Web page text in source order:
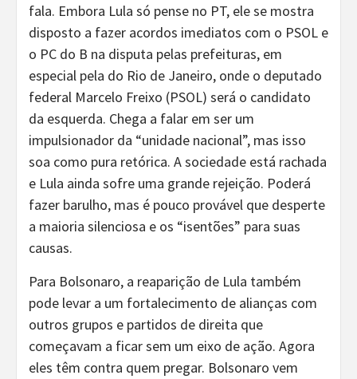
fala. Embora Lula só pense no PT, ele se mostra
disposto a fazer acordos imediatos com o PSOL e
o PC do B na disputa pelas prefeituras, em
especial pela do Rio de Janeiro, onde o deputado
federal Marcelo Freixo (PSOL) será o candidato
da esquerda. Chega a falar em ser um
impulsionador da “unidade nacional”, mas isso
soa como pura retórica. A sociedade está rachada
e Lula ainda sofre uma grande rejeição. Poderá
fazer barulho, mas é pouco provável que desperte
a maioria silenciosa e os “isentões” para suas
causas.
Para Bolsonaro, a reaparição de Lula também
pode levar a um fortalecimento de alianças com
outros grupos e partidos de direita que
começavam a ficar sem um eixo de ação. Agora
eles têm contra quem pregar. Bolsonaro vem